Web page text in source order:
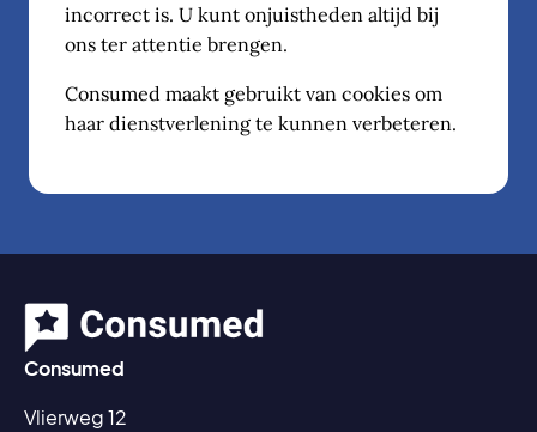
incorrect is. U kunt onjuistheden altijd bij
ons ter attentie brengen.
Consumed maakt gebruikt van cookies om
haar dienstverlening te kunnen verbeteren.
Consumed
Vlierweg 12